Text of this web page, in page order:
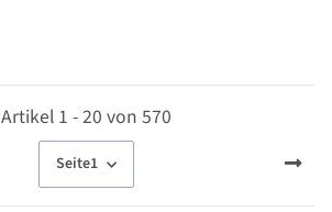
Artikel 1 - 20 von 570
Seite1